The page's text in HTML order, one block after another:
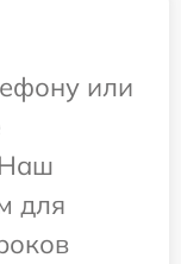
или
Наш
для